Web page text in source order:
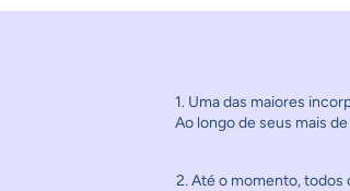
1. Uma das maiores
Ao longo de seus mais
2. Até o momento, todos